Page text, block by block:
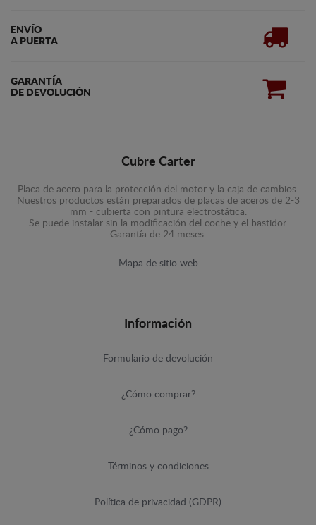
ENVÍO
A PUERTA
GARANTÍA
DE DEVOLUCIÓN
Cubre Carter
Placa de acero para la protección del motor y la caja de cambios.
Nuestros productos están preparados de placas de aceros de 2-3
mm - cubierta con pintura electrostática.
Se puede instalar sin la modificación del coche y el bastidor.
Garantía de 24 meses.
Mapa de sitio web
Información
Formulario de devolución
¿Cómo comprar?
¿Cómo pago?
Términos y condiciones
Política de privacidad (GDPR)